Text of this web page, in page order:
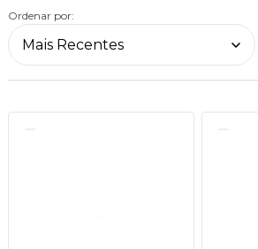
Ordenar por: